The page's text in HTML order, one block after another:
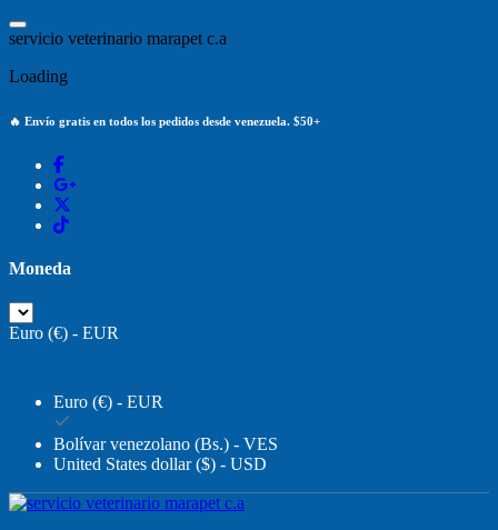
Saltar
al
servicio veterinario marapet c.a
Loading
🔥 Envío gratis en todos los pedidos desde venezuela. $50+
Moneda
Euro (€) - EUR
Euro (€) - EUR
Bolívar venezolano (Bs.) - VES
United States dollar ($) - USD